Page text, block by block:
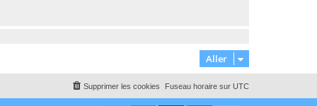
Aller
Fuseau horaire sur UTC
Supprimer les cookies